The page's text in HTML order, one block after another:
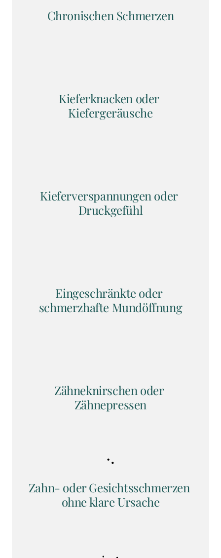
Chronischen Schmerzen
Kieferknacken oder
Kiefergeräusche
Kieferverspannungen oder
Druckgefühl
Eingeschränkte oder
schmerzhafte Mundöffnung
Zähneknirschen oder
Zähnepressen
Zahn- oder Gesichtsschmerzen
ohne klare Ursache